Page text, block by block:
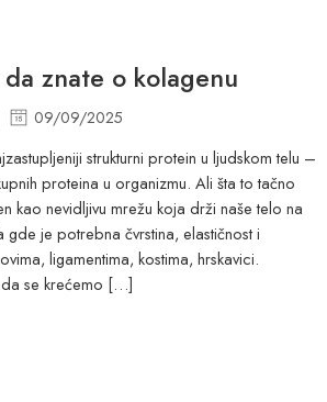
znate o kolagenu
09/09/2025
strukturni protein u ljudskom telu –
proteina u organizmu. Ali šta to tačno
kao nevidljivu mrežu koja drži naše telo na
gde je potrebna čvrstina, elastičnost i
ligamentima, kostima, hrskavici.
se krećemo […]